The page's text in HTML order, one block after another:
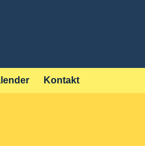
Kontakt